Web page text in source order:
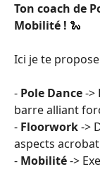
Ton coach de
Mobilité ! 🐍
Ici je te
- Pole Dance->
barre alliant
- Floorwork->
aspects
- Mobilité->